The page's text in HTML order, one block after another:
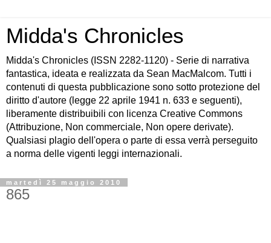
Midda's Chronicles
Midda's Chronicles (ISSN 2282-1120) - Serie di narrativa
fantastica, ideata e realizzata da Sean MacMalcom. Tutti i
contenuti di questa pubblicazione sono sotto protezione del
diritto d'autore (legge 22 aprile 1941 n. 633 e seguenti),
liberamente distribuibili con licenza Creative Commons
(Attribuzione, Non commerciale, Non opere derivate).
Qualsiasi plagio dell'opera o parte di essa verrà perseguito
a norma delle vigenti leggi internazionali.
martedì 25 maggio 2010
865